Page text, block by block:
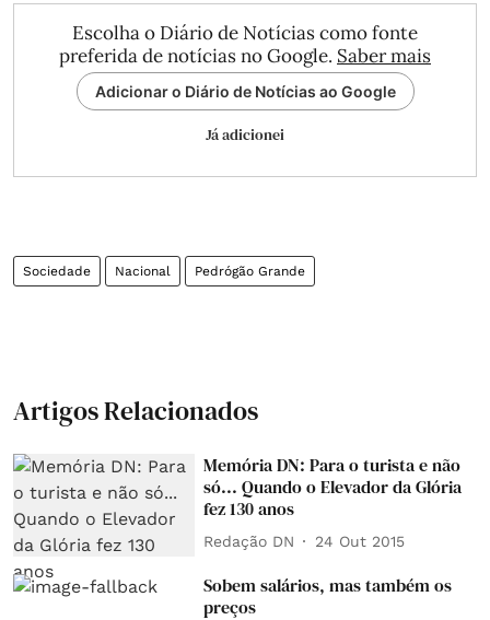
Escolha o Diário de Notícias como fonte
preferida de notícias no Google. Saber mais
Adicionar o Diário de Notícias ao Google
Já adicionei
Sociedade Nacional Pedrógão Grande
Artigos Relacionados
Memória DN: Para o turista e não
só... Quando o Elevador da Glória
fez 130 anos
Redação DN 24 Out 2015
Sobem salários, mas também os
preços